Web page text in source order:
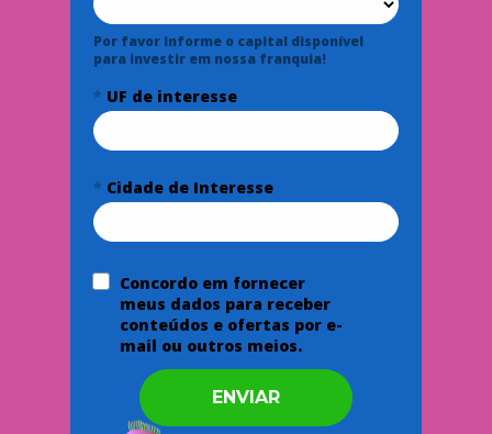
Por favor informe o capital disponível
para investir em nossa franquia!
* UF de interesse
* Cidade de Interesse
Concordo em fornecer
meus dados para receber
conteúdos e ofertas por e-
mail ou outros meios.
ENVIAR